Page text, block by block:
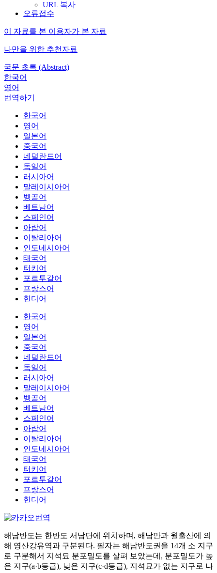
URL 복사
오류접수
이 자료를 본 이용자가 본 자료
나만을 위한 추천자료
국문 초록 (Abstract)
한국어
영어
번역하기
한국어
영어
일본어
중국어
네덜란드어
독일어
러시아어
말레이시아어
벵골어
베트남어
스페인어
아랍어
이탈리아어
인도네시아어
태국어
터키어
포르투갈어
프랑스어
힌디어
한국어
영어
일본어
중국어
네덜란드어
독일어
러시아어
말레이시아어
벵골어
베트남어
스페인어
아랍어
이탈리아어
인도네시아어
태국어
터키어
포르투갈어
프랑스어
힌디어
해남반도는 한반도 서남단에 위치하며, 해남만과 월출산에 의
해 영산강유역과 구분된다. 필자는 해남반도권을 14개 소 지구
로 구분해서 지석묘 분포밀도를 살펴 보았는데, 분포밀도가 높
은 지구(a·b등급), 낮은 지구(c·d등급), 지석묘가 없는 지구로 나